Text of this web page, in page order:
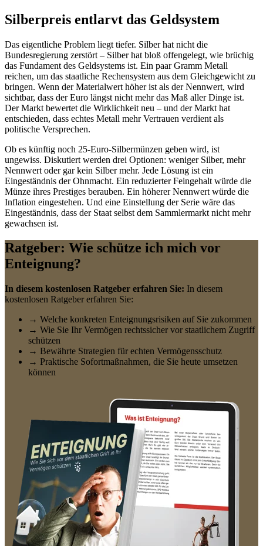
Silberpreis entlarvt das Geldsystem
Das eigentliche Problem liegt tiefer. Silber hat nicht die
Bundesregierung zerstört – Silber hat bloß offengelegt, wie brüchig
das Fundament des Geldsystems ist. Ein paar Gramm Metall
reichen, um das staatliche Rechensystem aus dem Gleichgewicht zu
bringen. Wenn der Materialwert höher ist als der Nennwert, wird
sichtbar, dass der Euro längst nicht mehr das Maß aller Dinge ist.
Der Markt bewertet die Wirklichkeit neu – und der Markt hat
entschieden, dass echtes Metall mehr Vertrauen verdient als
politische Versprechen.
Ob es künftig noch 25-Euro-Silbermünzen geben wird, ist
ungewiss. Diskutiert werden drei Optionen: weniger Silber, mehr
Nennwert oder gar kein Silber mehr. Jede Lösung ist ein
Eingeständnis der Ohnmacht. Ein reduzierter Feingehalt würde die
Münze ihres Prestiges berauben. Ein höherer Nennwert würde die
Inflation eingestehen. Und eine Einstellung der Serie wäre das
Eingeständnis, dass der Staat selbst dem Sammlermarkt nicht mehr
gewachsen ist.
Ratgeber: Wie schütze ich mich vor
Enteignung?
In diesem kostenlosen Ratgeber erfahren Sie: In diesem
kostenlosen Ratgeber erfahren Sie:
→ Welche konkreten Enteignungsrisiken auf Sie zukommen
→ Wie Sie Ihr Vermögen rechtssicher vor staatlichem Zugriff
schützen
→ Bewährte Strategien für echten Vermögensschutz
→ Praktische Sofortmaßnahmen, die Sie heute umsetzen
können